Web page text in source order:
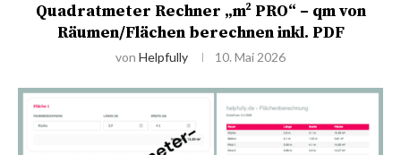
Quadratmeter Rechner „m² PRO“ – qm von
Räumen/Flächen berechnen inkl. PDF
von Helpfully 10. Mai 2026